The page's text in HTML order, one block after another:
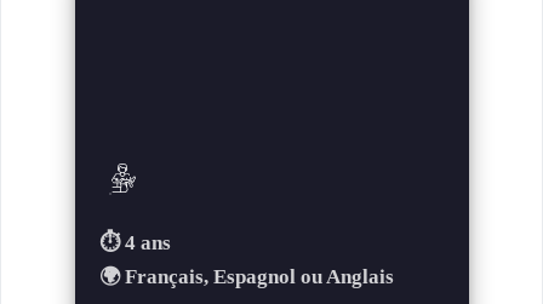
⏱️ 4 ans
🌍 Français, Espagnol ou Anglais